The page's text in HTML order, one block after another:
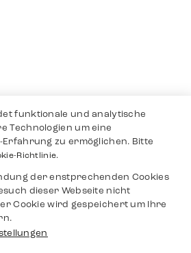
funktionale und analytische
Technologien um eine
Erfahrung zu ermöglichen. Bitte
Richtlinie.
der enstprechenden Cookies
dieser Webseite nicht
Cookie wird gespeichert um Ihre